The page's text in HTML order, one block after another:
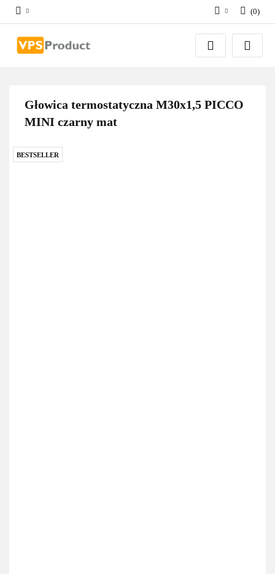
Zaloguj się
Zarejestruj się
(0)
Głowica termostatyczna M30x1,5 PICCO
MINI czarny mat
BESTSELLER